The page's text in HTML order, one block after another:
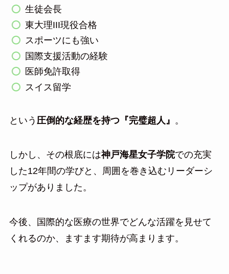
生徒会長
東大理III現役合格
スポーツにも強い
国際支援活動の経験
医師免許取得
スイス留学
という 圧倒的な経歴を持つ『完璧超人』 。
しかし、その根底には神戸海星女子学院での充実
した12年間の学びと、周囲を巻き込むリーダーシ
ップがありました。
今後、国際的な医療の世界でどんな活躍を見せて
くれるのか、ますます期待が高まります。